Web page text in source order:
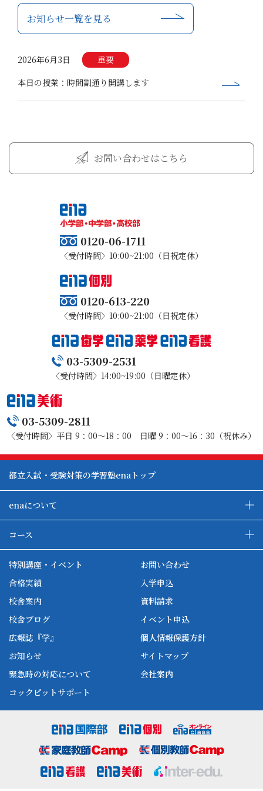
お知らせ一覧を見る
2026年6月3日
重要
本日の授業：時間割通り開講します
お問い合わせはこちら
0120-06-1711
〈受付時間〉10:00~21:00（日祝定休）
0120-613-220
〈受付時間〉10:00~21:00（日祝定休）
03-5309-2531
〈受付時間〉14:00~19:00（日曜定休）
03-5309-2811
〈受付時間〉平日 9：00～18：00 日曜 9：00～16：30（祝休み）
都立入試・受験対策の学習塾enaトップ
enaについて
enaの教育について
各種単方向映像授業
ena合宿場
ena本部について
ena国立タワー竣工
ena-base
新開校
コース
ena小学部
ena中学部
ena最高水準
enaオンラインclass
ena高校部
ena個別
ena国際部
ena看護
ena美術
家庭教師Camp
個別教師Camp
特別講座・イベント
合格実績
校舎案内
校舎ブログ
広報誌『学』
お知らせ
緊急時の対応について
コックピットサポート
お問い合わせ
入学申込
資料請求
イベント申込
個人情報保護方針
サイトマップ
会社案内